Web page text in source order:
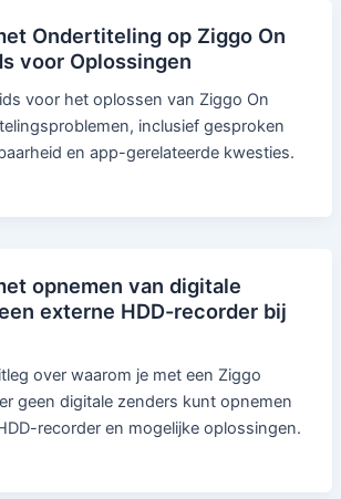
Ondertiteling op Ziggo On
voor Oplossingen
voor het oplossen van Ziggo On
inclusief gesproken
en app-gerelateerde kwesties.
opnemen van digitale
externe HDD-recorder bij
over waarom je met een Ziggo
geen digitale zenders kunt opnemen
recorder en mogelijke oplossingen.